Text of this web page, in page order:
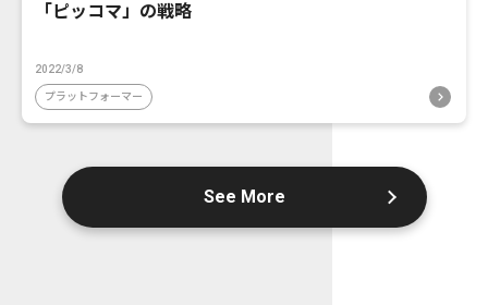
「ピッコマ」の戦略
2022/3/8
プラットフォーマー
See More